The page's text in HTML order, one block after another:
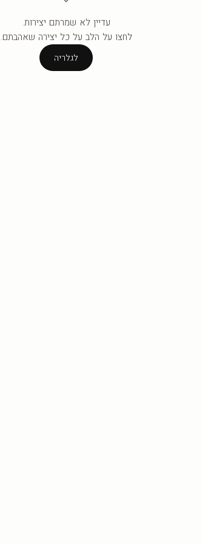
העגלה ריקה עדיין.
עדיין לא שמרתם יצירות.
לחצו על הלב על כל יצירה שאהבתם.
לגלריה